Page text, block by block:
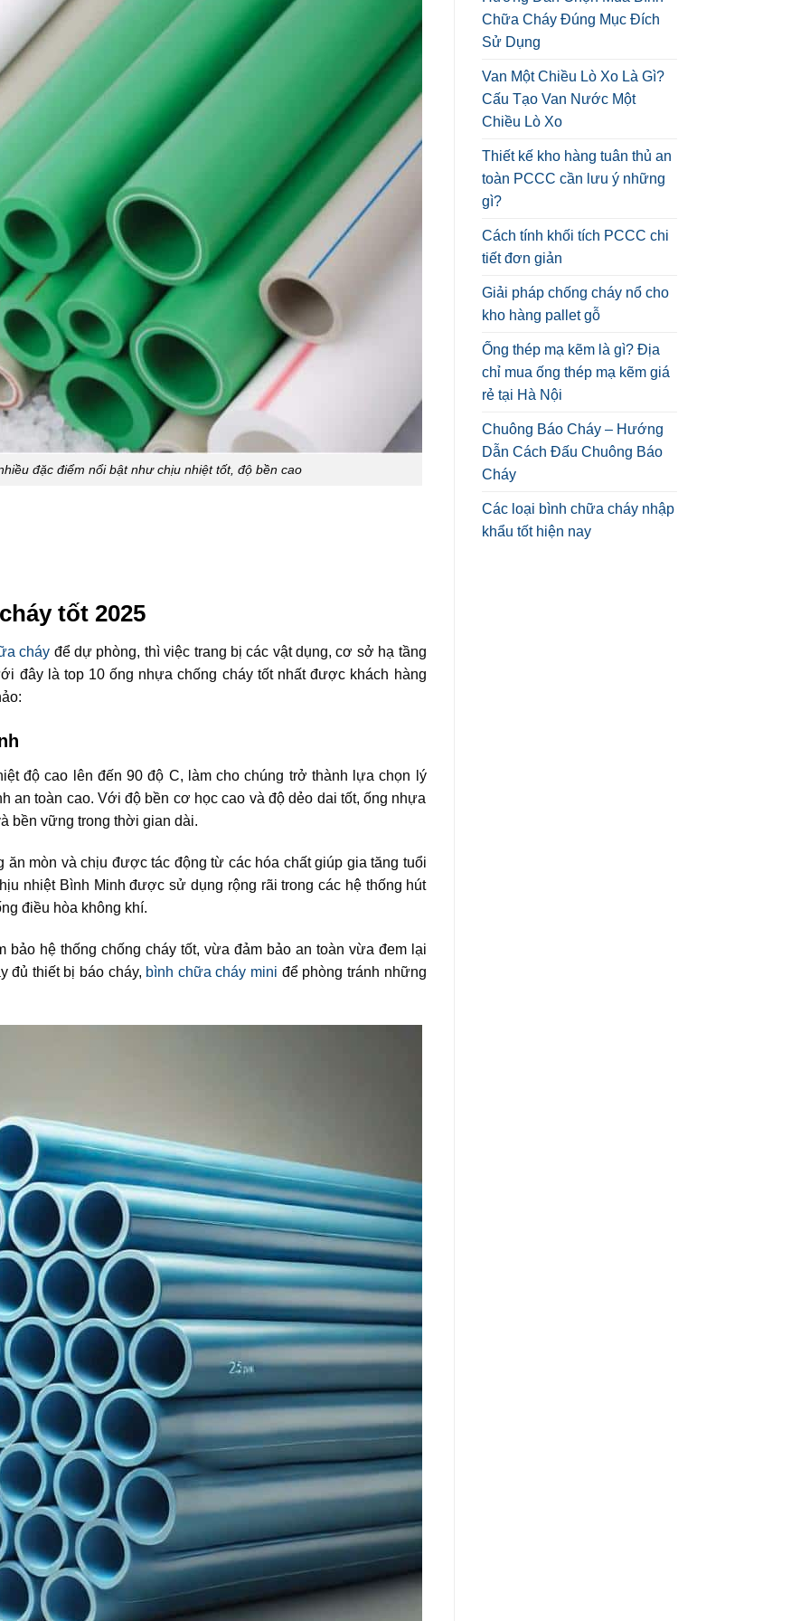
đặc điểm nổi bật như chịu nhiệt tốt, độ bền cao
tốt 2025
cháy để dự phòng, thì việc trang bị các vật dụng, cơ sở hạ tầng
đây là top 10 ống nhựa chống cháy tốt nhất được khách hàng
độ cao lên đến 90 độ C, làm cho chúng trở thành lựa chọn lý
an toàn cao. Với độ bền cơ học cao và độ dẻo dai tốt, ống nhựa
bền vững trong thời gian dài.
mòn và chịu được tác động từ các hóa chất giúp gia tăng tuổi
nhiệt Bình Minh được sử dụng rộng rãi trong các hệ thống hút
điều hòa không khí.
bảo hệ thống chống cháy tốt, vừa đảm bảo an toàn vừa đem lại
đủ thiết bị báo cháy, bình chữa cháy mini để phòng tránh những
Chữa Cháy Đúng Mục Đích
Sử Dụng
Van Một Chiều Lò Xo Là Gì?
Cấu Tạo Van Nước Một
Chiều Lò Xo
Thiết kế kho hàng tuân thủ an
toàn PCCC cần lưu ý những
gì?
Cách tính khối tích PCCC chi
tiết đơn giản
Giải pháp chống cháy nổ cho
kho hàng pallet gỗ
Ống thép mạ kẽm là gì? Địa
chỉ mua ống thép mạ kẽm giá
rẻ tại Hà Nội
Chuông Báo Cháy – Hướng
Dẫn Cách Đấu Chuông Báo
Cháy
Các loại bình chữa cháy nhập
khẩu tốt hiện nay